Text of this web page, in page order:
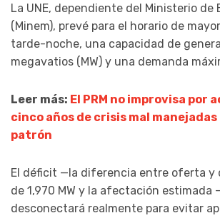
La UNE, dependiente del Ministerio de
(Minem), prevé para el horario de
tarde-noche, una capacidad de
megavatios (MW) y una demanda
Leer más: El PRM no improvisa por
cinco años de crisis mal
patrón
El déficit —la diferencia entre oferta y
de 1,970 MW y la afectación estimada
desconectará realmente para evitar